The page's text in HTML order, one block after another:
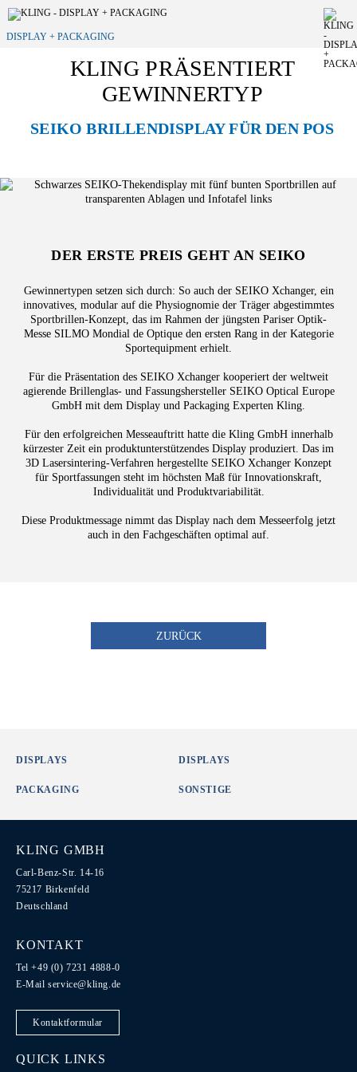
DISPLAY + PACKAGING
KLING PRÄSENTIERT
GEWINNERTYP
SEIKO BRILLENDISPLAY FÜR DEN POS
DER ERSTE PREIS GEHT AN SEIKO
Gewinnertypen setzen sich durch: So auch der SEIKO Xchanger, ein
innovatives, modular auf die Physiognomie der Träger abgestimmtes
Sportbrillen-Konzept, das im Rahmen der jüngsten Pariser Optik-
Messe SILMO Mondial de Optique den ersten Rang in der Kategorie
Sportequipment erhielt.
Für die Präsentation des SEIKO Xchanger kooperiert der weltweit
agierende Brillenglas- und Fassungshersteller SEIKO Optical Europe
GmbH mit dem Display und Packaging Experten Kling.
Für den erfolgreichen Messeauftritt hatte die Kling GmbH innerhalb
kürzester Zeit ein produktunterstützendes Display produziert. Das im
3D Lasersintering-Verfahren hergestellte SEIKO Xchanger Konzept
für Sportfassungen steht im höchsten Maß für Innovationskraft,
Individualität und Produktvariabilität.
Diese Produktmessage nimmt das Display nach dem Messeerfolg jetzt
auch in den Fachgeschäften optimal auf.
ZURÜCK
DISPLAYS DISPLAYS
PACKAGING SONSTIGE
KLING GMBH
Carl-Benz-Str. 14-16
75217 Birkenfeld
Deutschland
KONTAKT
Tel +49 (0) 7231 4888-0
E-Mailservice@kling.de
Kontaktformular
QUICK LINKS